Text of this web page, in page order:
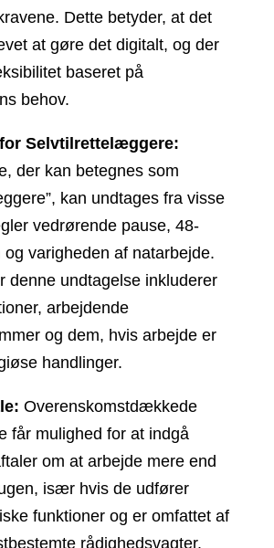
Dette betyder, at det
at gøre det digitalt, og der
baseret på
behov.
Selvtilrettelæggere:
der kan betegnes som
kan undtages fra visse
vedrørende pause, 48-
varigheden af natarbejde.
denne undtagelse inkluderer
arbejdende
og dem, hvis arbejde er
handlinger.
Overenskomstdækkede
får mulighed for at indgå
om at arbejde mere end
især hvis de udfører
funktioner og er omfattet af
rådighedsvagter.